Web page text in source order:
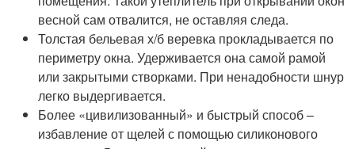
весной сам отвалится, не оставляя следа.
Толстая бельевая х/б веревка прокладывается по
периметру окна. Удерживается она самой рамой
или закрытыми створками. При ненадобности шнур
легко выдергивается.
Более «цивилизованный» и быстрый способ –
избавление от щелей с помощью силиконового